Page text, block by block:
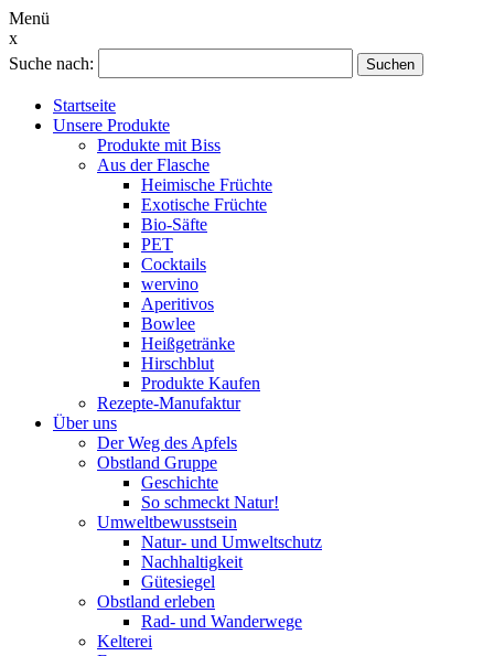
Menü
x
Suche nach:
Suchen
Startseite
Unsere Produkte
Produkte mit Biss
Aus der Flasche
Heimische Früchte
Exotische Früchte
Bio-Säfte
PET
Cocktails
wervino
Aperitivos
Bowlee
Heißgetränke
Hirschblut
Produkte Kaufen
Rezepte-Manufaktur
Über uns
Der Weg des Apfels
Obstland Gruppe
Geschichte
So schmeckt Natur!
Umweltbewusstsein
Natur- und Umweltschutz
Nachhaltigkeit
Gütesiegel
Obstland erleben
Rad- und Wanderwege
Kelterei